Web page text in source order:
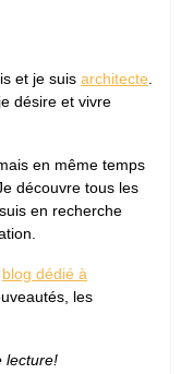
et je suis architecte.
désire et vivre
en même temps
découvre tous les
en recherche
blog dédié à
les
lecture!